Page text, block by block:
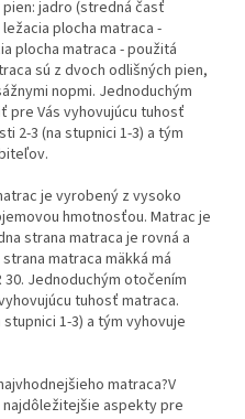
jadro (stredná časť
ležacia plocha matraca -
plocha matraca - použitá
sú z dvoch odlišných pien,
nopmi. Jednoduchým
pre Vás vyhovujúcu tuhosť
2-3 (na stupnici 1-3) a tým
je vyrobený z vysoko
hmotnosťou. Matrac je
strana matraca je rovná a
matraca mäkká má
30. Jednoduchým otočením
tuhosť matraca.
1-3) a tým vyhovuje
matraca?V
aspekty pre